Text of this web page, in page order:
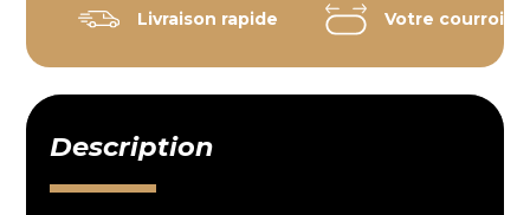
Livraison rapide Votre courroie
Description